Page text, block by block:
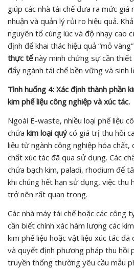
giúp các nhà tái chế đưa ra mức giá
nhuận và quản lý rủi ro hiệu quả.
nguyên tố cùng lúc và độ nhạy cao
định để khai thác hiệu quả “mỏ
thực tếnày minh chứng sự cần thiết
đẩy ngành tái chế bền vững và sinh
Tình huống 4: Xác định thành phần
kim phế liệu công nghiệp và xúc tác.
Ngoài E-waste, nhiều loại phế liệu
chứa kim loại quý có giá trị thu hồi
liệu từ ngành công nghiệp hóa chất,
chất xúc tác đã qua sử dụng. Các
chứa bạch kim, paladi, rhodium để
khi chúng hết hạn sử dụng, việc thu
trở nên rất quan trọng.
Các nhà máy tái chế hoặc các công
cần biết chính xác hàm lượng các
kim phế liệu hoặc vật liệu xúc tác
và quyết định phương pháp thu hồi
truyền thống thường yêu cầu mẫu